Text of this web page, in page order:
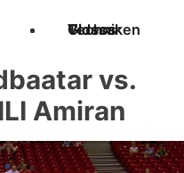
Techniken
Videos
Glossar
vs.
Amiran